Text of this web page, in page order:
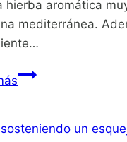
hierba aromática
mediterránea.
Guía
de